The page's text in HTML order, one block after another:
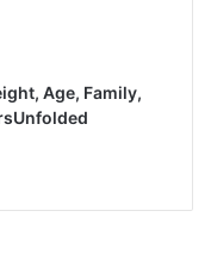
Age, Family,